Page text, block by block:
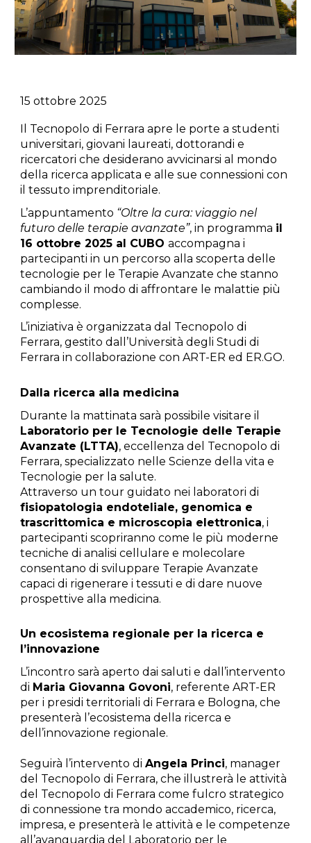
15 ottobre 2025
Il Tecnopolo di Ferrara apre le porte a studenti
universitari, giovani laureati, dottorandi e
ricercatori che desiderano avvicinarsi al mondo
della ricerca applicata e alle sue connessioni con
il tessuto imprenditoriale.
L’appuntamento “Oltre la cura: viaggio nel
futuro delle terapie avanzate”, in programma il
16 ottobre 2025 al CUBOaccompagna i
partecipanti in un percorso alla scoperta delle
tecnologie per le Terapie Avanzate che stanno
cambiando il modo di affrontare le malattie più
complesse.
L’iniziativa è organizzata dal Tecnopolo di
Ferrara, gestito dall’Università degli Studi di
Ferrara in collaborazione con ART-ER ed ER.GO.
Dalla ricerca alla medicina
Durante la mattinata sarà possibile visitare il
Laboratorio per le Tecnologie delle Terapie
Avanzate (LTTA), eccellenza del Tecnopolo di
Ferrara, specializzato nelle Scienze della vita e
Tecnologie per la salute.
Attraverso un tour guidato nei laboratori di
fisiopatologia endoteliale, genomica e
trascrittomica e microscopia elettronica, i
partecipanti scopriranno come le più moderne
tecniche di analisi cellulare e molecolare
consentano di sviluppare Terapie Avanzate
capaci di rigenerare i tessuti e di dare nuove
prospettive alla medicina.
Un ecosistema regionale per la ricerca e
l’innovazione
L’incontro sarà aperto dai saluti e dall’intervento
di Maria Giovanna Govoni, referente ART-ER
per i presidi territoriali di Ferrara e Bologna, che
presenterà l’ecosistema della ricerca e
dell’innovazione regionale.
Seguirà l’intervento diAngela Princi, manager
del Tecnopolo di Ferrara, che illustrerà le attività
del Tecnopolo di Ferrara come fulcro strategico
di connessione tra mondo accademico, ricerca,
impresa, e presenterà le attività e le competenze
all’avanguardia del Laboratorio per le